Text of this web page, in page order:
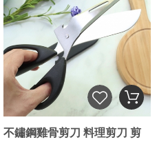
不鏽鋼雞骨剪刀 料理剪刀 剪